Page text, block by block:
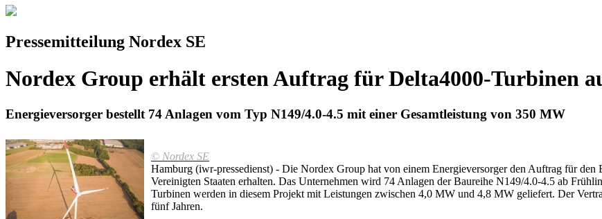
Pressemitteilung Nordex SE
Nordex Group erhält ersten Auftrag für Delta4000-Turbinen
Energieversorger bestellt 74 Anlagen vom Typ N149/4.0-4.5 mit einer Gesamtleistung von 350 MW
© Nordex SE
Hamburg (iwr-pressedienst) - Die Nordex Group hat von einem Energieversorger den Auftrag für den
Vereinigten Staaten erhalten. Das Unternehmen wird 74 Anlagen der Baureihe N149/4.0-4.5 ab
Turbinen werden in diesem Projekt mit Leistungen zwischen 4,0 MW und 4,8 MW geliefert. Der
fünf Jahren.